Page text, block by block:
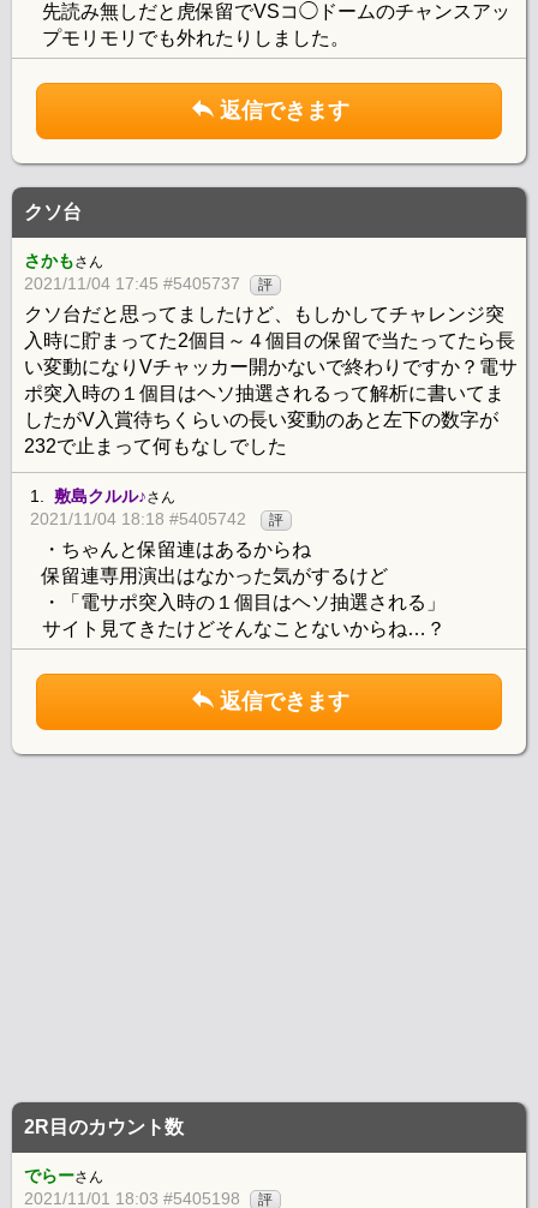
先読み無しだと虎保留でVSコ◯ドームのチャンスアッ
プモリモリでも外れたりしました。
返信できます
クソ台
さかもさん
2021/11/04 17:45 #5405737 評
クソ台だと思ってましたけど、もしかしてチャレンジ突
入時に貯まってた2個目～４個目の保留で当たってたら長
い変動になりVチャッカー開かないで終わりですか？電サ
ポ突入時の１個目はヘソ抽選されるって解析に書いてま
したがV入賞待ちくらいの長い変動のあと左下の数字が
232で止まって何もなしでした
1. 敷島クルル♪さん
2021/11/04 18:18 #5405742 評
・ちゃんと保留連はあるからね
保留連専用演出はなかった気がするけど
・「電サポ突入時の１個目はヘソ抽選される」
サイト見てきたけどそんなことないからね…？
返信できます
2R目のカウント数
でらーさん
2021/11/01 18:03 #5405198 評